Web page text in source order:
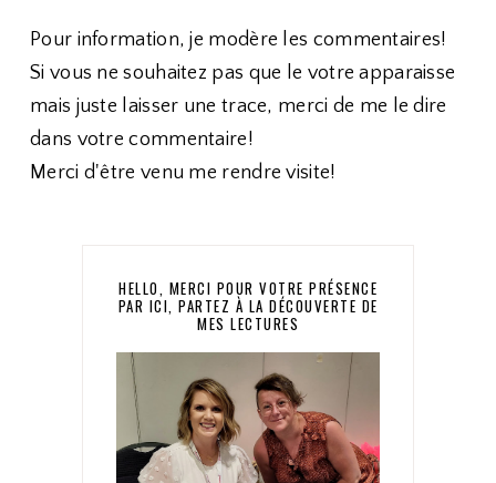
Pour information, je modère les commentaires!
Si vous ne souhaitez pas que le votre apparaisse
mais juste laisser une trace, merci de me le dire
dans votre commentaire!
Merci d'être venu me rendre visite!
HELLO, MERCI POUR VOTRE PRÉSENCE
PAR ICI, PARTEZ À LA DÉCOUVERTE DE
MES LECTURES